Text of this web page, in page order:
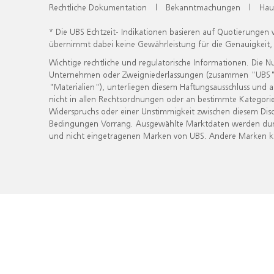
Rechtliche Dokumentation | Bekanntmachungen |
* Die UBS Echtzeit- Indikationen basieren auf
übernimmt dabei keine Gewährleistung für die
Wichtige rechtliche und regulatorische Informationen. Die
Unternehmen oder Zweigniederlassungen (zusammen
"Materialien"), unterliegen diesem Haftungsausschluss
nicht in allen Rechtsordnungen oder an bestimmte
Widerspruchs oder einer Unstimmigkeit zwischen diesem
Bedingungen Vorrang. Ausgewählte Marktdaten werden
und nicht eingetragenen Marken von UBS. Andere Marken